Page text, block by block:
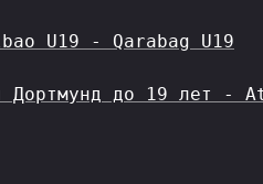
U19 - Qarabag U19
Дортмунд до 19 лет -